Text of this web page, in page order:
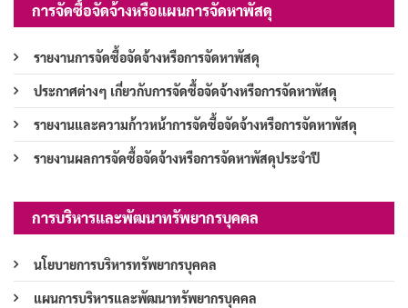
การจัดซื้อจัดจ้างหรือแผนการจัดหาพัสดุ
รายงานการจัดซื้อจัดจ้างหรือการจัดหาพัสดุ
ประกาศต่างๆ เกี่ยวกับการจัดซื้อจัดจ้างหรือการจัดหาพัสดุ
รายงานและความก้าวหน้าการจัดซื้อจัดจ้างหรือการจัดหาพัสดุ
รายงานผลการจัดซื้อจัดจ้างหรือการจัดหาพัสดุประจำปี
การบริหารและพัฒนาทรัพยากรบุคคล
นโยบายการบริหารทรัพยากรบุคคล
แผนการบริหารและพัฒนาทรัพยากรบุคคล